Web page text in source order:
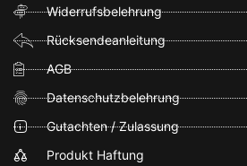
Widerrufsbelehrung
Rücksendeanleitung
AGB
Datenschutzbelehrung
Gutachten / Zulassung
Produkt Haftung